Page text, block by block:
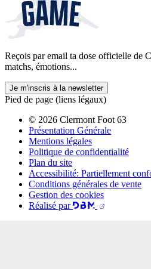
Reçois par email ta dose officielle de
matchs, émotions...
Je m'inscris à la newsletter
Pied de page (liens légaux)
© 2026 Clermont Foot 63
Présentation Générale
Mentions légales
Politique de confidentialité
Plan du site
Accessibilité: Partiellement
Conditions générales de vente
Gestion des cookies
Réalisé par